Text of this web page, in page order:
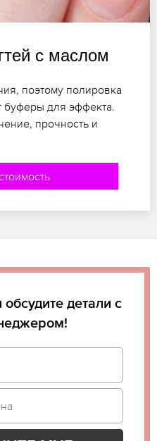
с маслом
поэтому полировка
буферы для эффекта.
прочность и
обсудите детали с